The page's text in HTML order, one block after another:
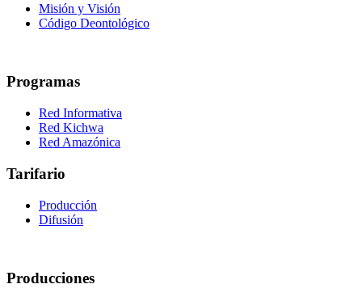
Misión y Visión
Código Deontológico
Programas
Red Informativa
Red Kichwa
Red Amazónica
Tarifario
Producción
Difusión
Producciones